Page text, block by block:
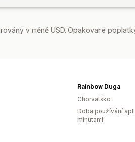
v měně USD. Opakované
Rainbow Duga
Chorvatsko
Doba používání
minutami